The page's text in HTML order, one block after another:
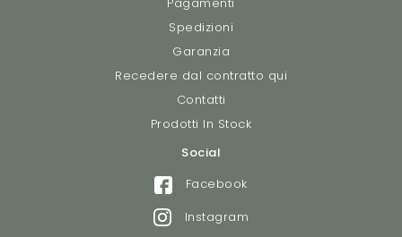
Spedizioni
Garanzia
Recedere dal contratto qui
Contatti
Prodotti In Stock
Social
Facebook
Instagram